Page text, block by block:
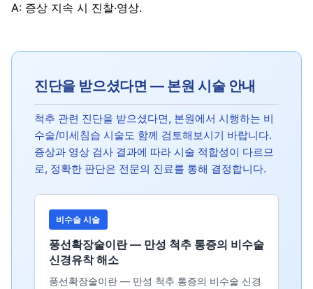
A: 증상 지속 시 진찰·영상.
진단을 받으셨다면 — 본원 시술 안내
척추 관련 진단을 받으셨다면, 본원에서 시행하는 비
수술/미세침습 시술도 함께 검토해보시기 바랍니다.
증상과 영상 검사 결과에 따라 시술 적합성이 다르므
로, 정확한 판단은 전문의 진료를 통해 결정합니다.
비수술 시술
풍선확장술이란 — 만성 척추 통증의 비수술
신경유착 해소
풍선확장술이란 — 만성 척추 통증의 비수술 신경